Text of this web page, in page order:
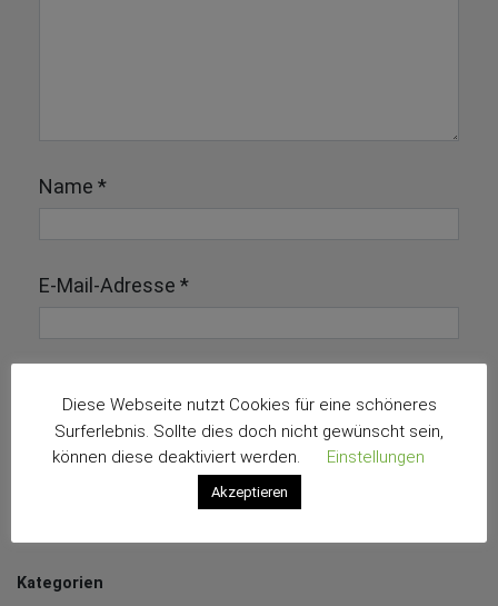
Name *
E-Mail-Adresse *
Kategorien
Diese Webseite nutzt Cookies für eine schöneres
Surferlebnis. Sollte dies doch nicht gewünscht sein,
können diese deaktiviert werden.
Einstellungen
Akzeptieren